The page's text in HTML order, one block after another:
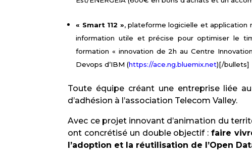
« Smart 112 », plateforme logicielle et application
information utile et précise pour optimiser le
formation « innovation de 2h au Centre
Devops d’IBM (https://ace.ng.bluemix.net)[/bullets]
Toute équipe créant une entreprise liée
d’adhésion à l’association Telecom Valley.
Avec ce projet innovant d’animation du
ont concrétisé un double objectif : faire
l’adoption et la réutilisation de l’Open